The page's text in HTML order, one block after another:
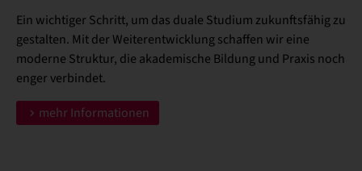
Ein wichtiger Schritt, um das duale Studium zukunftsfähig zu
gestalten. Mit der Weiterentwicklung schaffen wir eine
moderne Struktur, die akademische Bildung und Praxis noch
enger verbindet.
mehr Informationen